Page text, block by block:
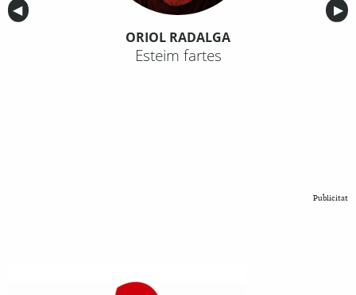
Anterior
◀︎ ▶︎
ORIOL RADALGA
Esteim fartes
Publicitat